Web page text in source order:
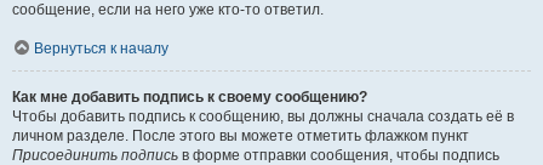
сообщение, если на него уже кто-то ответил.
Вернуться к началу
Как мне добавить подпись к своему сообщению?
Чтобы добавить подпись к сообщению, вы должны сначала создать её в
личном разделе. После этого вы можете отметить флажком пункт
Присоединить подпись в форме отправки сообщения, чтобы подпись